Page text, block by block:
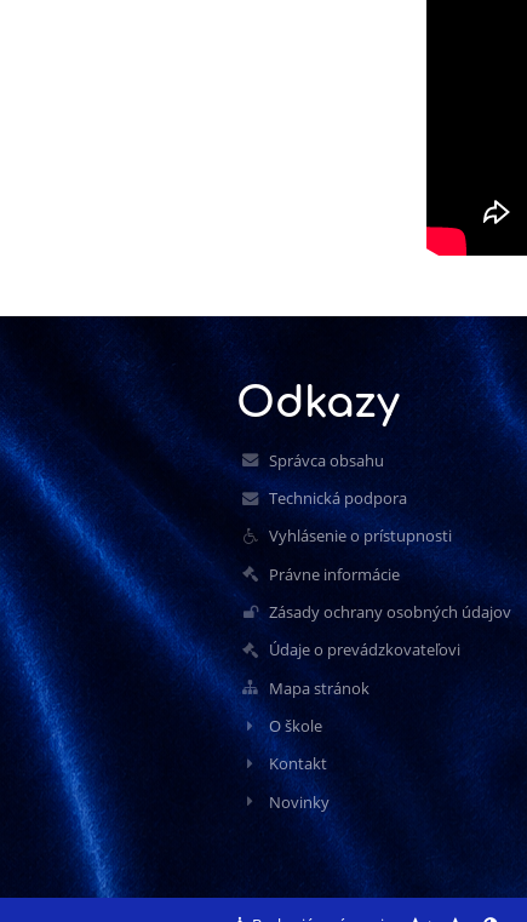
Odkazy
Správca obsahu
Technická podpora
Vyhlásenie o prístupnosti
Právne informácie
Zásady ochrany osobných údajov
Údaje o prevádzkovateľovi
Mapa stránok
O škole
Kontakt
Novinky